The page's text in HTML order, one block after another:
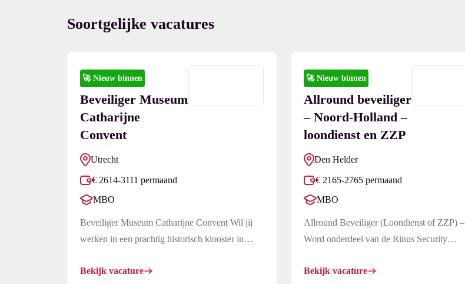
Soortgelijke vacatures
🚀Nieuw binnen
Beveiliger Museum
Catharijne
Convent
Utrecht
€ 2614-3111 permaand
MBO
Beveiliger Museum Catharijne Convent Wil jij
werken in een prachtig historisch klooster in
beveiliger Museum Catharijne Convent zorg jij
Bekijk vacature
🚀Nieuw binnen
Allround beveiliger
– Noord-Holland –
loondienst en ZZP
Den Helder
€ 2165-2765 permaand
MBO
Allround Beveiliger (Loondienst of ZZP) –
Word onderdeel van de Rinus Security
trekken bij grote, onpersoonlijke
Bekijk vacature
Ontvang vacatures direct in je mailbox
Naam